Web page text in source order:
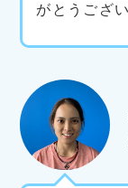
がとうござ